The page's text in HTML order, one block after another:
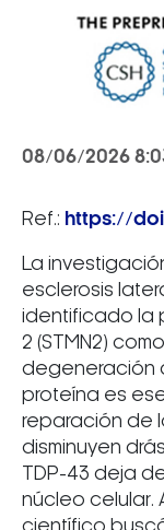
08/06/2026
Ref.: https://
La
esclerosis
identificado la
2 (STMN2)
degeneración
proteína es
reparación de
disminuyen
TDP-43 deja
núcleo celular.
científico